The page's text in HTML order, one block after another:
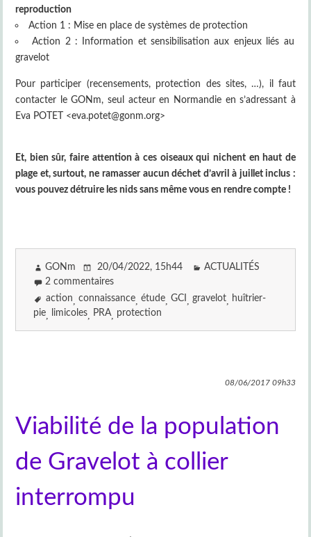
reproduction
Action 1 : Mise en place de systèmes de protection
Action 2 : Information et sensibilisation aux enjeux liés au
gravelot
Pour participer (recensements, protection des sites, …), il faut
contacter le GONm, seul acteur en Normandie en s’adressant à
Eva POTET <eva.potet@gonm.org>
Et, bien sûr, faire attention à ces oiseaux qui nichent en haut de
plage et, surtout, ne ramasser aucun déchet d’avril à juillet inclus :
vous pouvez détruire les nids sans même vous en rendre compte !
GONm 20/04/2022, 15h44
ACTUALITÉS
2 commentaires
action
connaissance étude GCI gravelot
huîtrier-
pie
limicoles PRA protection
08/06/201709h33
Viabilité de la population
de Gravelot à collier
interrompu